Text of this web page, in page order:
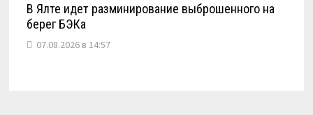
В Ялте идет разминирование выброшенного на
берег БЭКа
07.08.2026 в 14:57